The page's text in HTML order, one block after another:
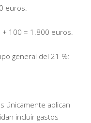
euros.
100 = 1.800 euros.
general del 21 %:
únicamente aplican
incluir gastos